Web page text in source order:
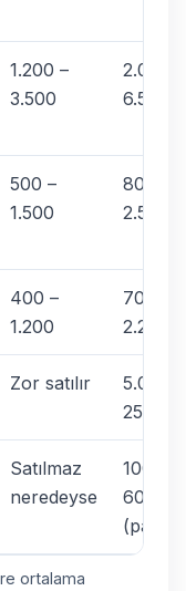
1.200 –
3.500
2.000 –
6.500
500 –
1.500
800 –
2.500
400 –
1.200
700 –
2.200
Zor satılır
5.000 –
25.000
Satılmaz
neredeyse
100 –
600
(parça)
ortalama